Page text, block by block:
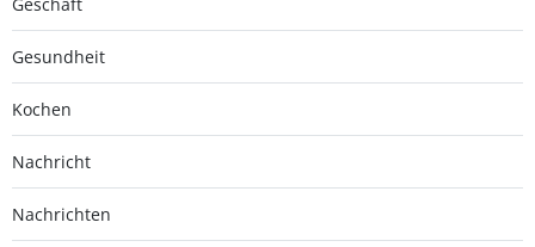
Gesundheit
Kochen
Nachricht
Nachrichten